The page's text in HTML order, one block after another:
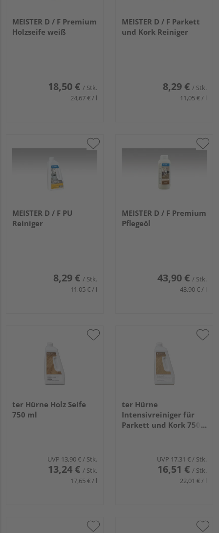
MEISTER D / F Premium
Holzseife weiß
18,50 € / Stk.
24,67 € / l
MEISTER D / F Parkett
und Kork Reiniger
8,29 € / Stk.
11,05 € / l
MEISTER D / F PU
Reiniger
8,29 € / Stk.
11,05 € / l
MEISTER D / F Premium
Pflegeöl
43,90 € / Stk.
43,90 € / l
ter Hürne Holz Seife
750 ml
UVP 13,90 €/ Stk.
13,24 € / Stk.
17,65 € / l
ter Hürne
Intensivreiniger für
Parkett und Kork 750
UVP 17,31 €/ Stk.
16,51 € / Stk.
22,01 € / l